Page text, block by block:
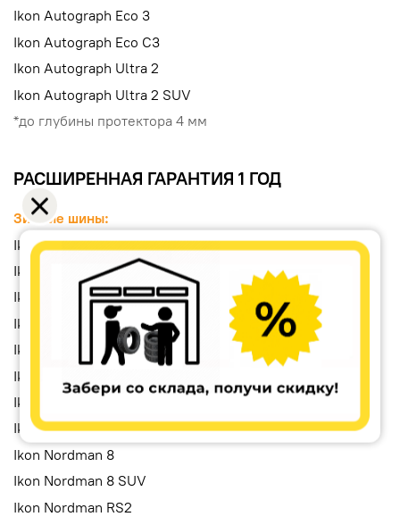
Ikon Autograph Eco 3
Ikon Autograph Eco C3
Ikon Autograph Ultra 2
Ikon Autograph Ultra 2 SUV
*до глубины протектора 4 мм
РАСШИРЕННАЯ ГАРАНТИЯ 1 ГОД
Зимние шины:
Ikon Character Ice 7
Ikon Character Ice 7 SUV
Ikon Character Ice 8
Ikon Character Ice 8 SUV
Ikon Character Snow 2
Ikon Character Snow 2 SUV
Ikon Nordman 7
Ikon Nordman 7 SUV
Ikon Nordman 8
Ikon Nordman 8 SUV
Ikon Nordman RS2